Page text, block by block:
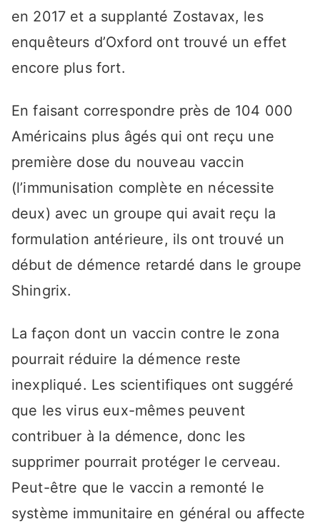
en 2017 et a supplanté Zostavax, les
enquêteurs d’Oxford ont trouvé un effet
encore plus fort.
En faisant correspondre près de 104 000
Américains plus âgés qui ont reçu une
première dose du nouveau vaccin
(l’immunisation complète en nécessite
deux) avec un groupe qui avait reçu la
formulation antérieure, ils ont trouvé un
début de démence retardé dans le groupe
Shingrix.
La façon dont un vaccin contre le zona
pourrait réduire la démence reste
inexpliqué. Les scientifiques ont suggéré
que les virus eux-mêmes peuvent
contribuer à la démence, donc les
supprimer pourrait protéger le cerveau.
Peut-être que le vaccin a remonté le
système immunitaire en général ou affecte